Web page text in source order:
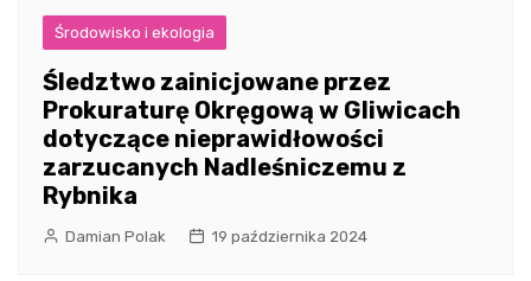
Środowisko i ekologia
Śledztwo zainicjowane przez
Prokuraturę Okręgową w Gliwicach
dotyczące nieprawidłowości
zarzucanych Nadleśniczemu z
Rybnika
Damian Polak 19 października 2024